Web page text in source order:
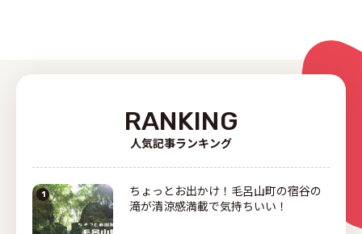
RANKING
人気記事ランキング
ちょっとお出かけ！毛呂山町の宿谷の
滝が清涼感満載で気持ちいい！